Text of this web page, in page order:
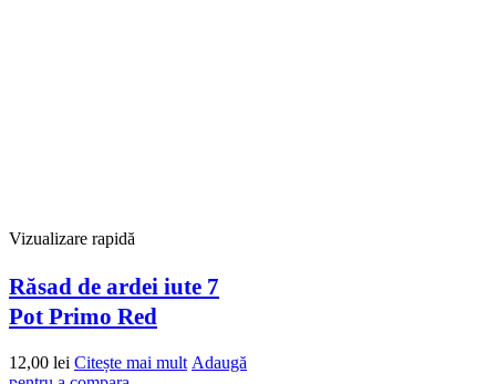
Vizualizare rapidă
Răsad de ardei iute 7
Pot Primo Red
12,00 lei Citește mai mult Adaugă